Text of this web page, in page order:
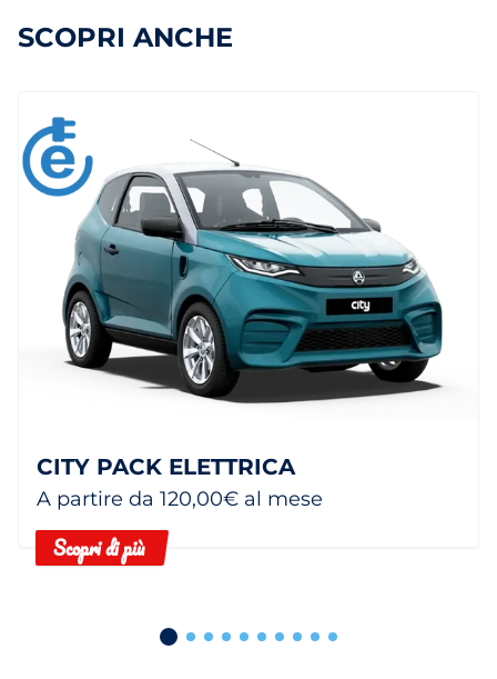
SCOPRI ANCHE
CITY PACK ELETTRICA
A partire da 120,00€ al mese
Scopri di più